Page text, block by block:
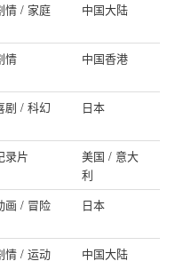
情 / 家庭 中国大陆
情 中国香港
剧 / 科幻 日本
录片
美国 / 意大
利
画 / 冒险 日本
情 / 运动 中国大陆